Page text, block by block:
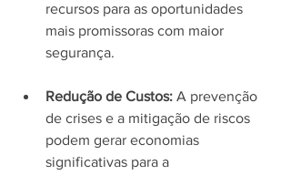
recursos para as oportunidades
mais promissoras com maior
segurança.
Redução de Custos: A prevenção
de crises e a mitigação de riscos
podem gerar economias
significativas para a